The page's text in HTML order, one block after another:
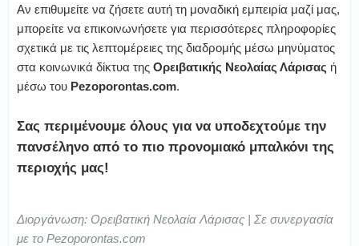
Αν επιθυμείτε να ζήσετε αυτή τη μοναδική εμπειρία μαζί μας,
μπορείτε να επικοινωνήσετε για περισσότερες πληροφορίες
σχετικά με τις λεπτομέρειες της διαδρομής μέσω μηνύματος
στα κοινωνικά δίκτυα της Ορειβατικής Νεολαίας Λάρισας ή
μέσω του Pezoporontas.com.
Σας περιμένουμε όλους για να υποδεχτούμε την
πανσέληνο από το πιο προνομιακό μπαλκόνι της
περιοχής μας!
Διοργάνωση: Ορειβατική Νεολαία Λάρισας | Σε συνεργασία
με το Pezoporontas.com